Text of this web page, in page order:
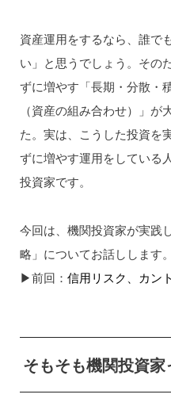
資産運用をするなら、誰で
い」と思うでしょう。その
ずに増やす「長期・分散・
（資産の組み合わせ）」
た。実は、こうした投資を
ずに増やす運用をしている
投資家です。
今回は、機関投資家が実践
略」についてお話しします。
▶︎前回： 信用リスク、カン
そもそも機関投資